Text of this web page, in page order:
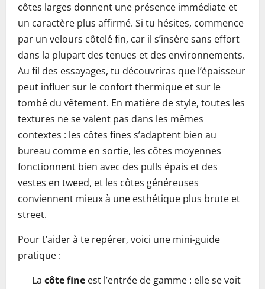
côtes larges donnent une présence immédiate et
un caractère plus affirmé. Si tu hésites, commence
par un velours côtelé fin, car il s’insère sans effort
dans la plupart des tenues et des environnements.
Au fil des essayages, tu découvriras que l’épaisseur
peut influer sur le confort thermique et sur le
tombé du vêtement. En matière de style, toutes les
textures ne se valent pas dans les mêmes
contextes : les côtes fines s’adaptent bien au
bureau comme en sortie, les côtes moyennes
fonctionnent bien avec des pulls épais et des
vestes en tweed, et les côtes généreuses
conviennent mieux à une esthétique plus brute et
street.
Pour t’aider à te repérer, voici une mini-guide
pratique :
La côte fine est l’entrée de gamme : elle se voit